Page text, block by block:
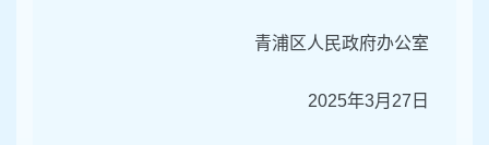
青浦区人民政府办公室
2025年3月27日